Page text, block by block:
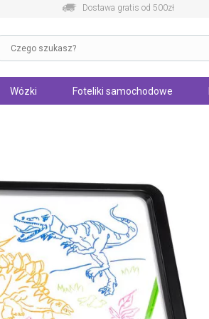
Dostawa gratis od 500zł
Wózki Foteliki samochodowe